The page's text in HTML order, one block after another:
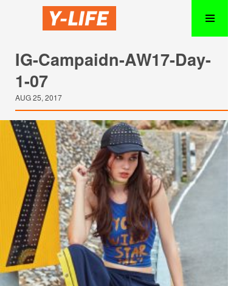
IG-Campaidn-AW17-Day-
1-07
AUG 25, 2017